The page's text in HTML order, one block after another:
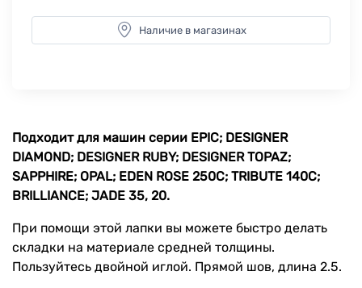
Наличие в магазинах
Подходит для машин серии EPIC; DESIGNER
DIAMOND; DESIGNER RUBY; DESIGNER TOPAZ;
SAPPHIRE; OPAL; EDEN ROSE 250C; TRIBUTE 140C;
BRILLIANCE; JADE 35, 20.
При помощи этой лапки вы можете быстро делать
складки на материале средней толщины.
Пользуйтесь двойной иглой. Прямой шов, длина 2.5.